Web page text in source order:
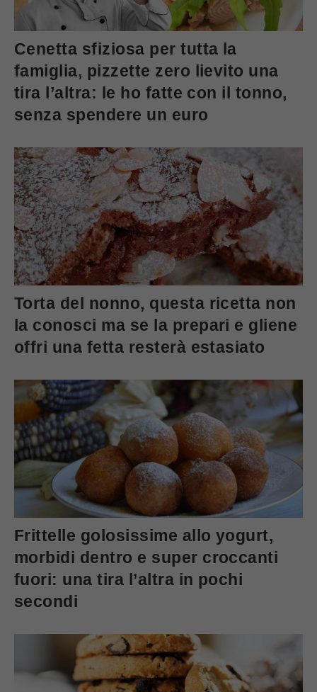
Cenetta sfiziosa per tutta la
famiglia, pizzette zero lievito una
tira l’altra: le ho fatte con il tonno,
senza spendere un euro
Torta del nonno, questa ricetta non
la conosci ma se la prepari e gliene
offri una fetta resterà estasiato
Frittelle golosissime allo yogurt,
morbidi dentro e super croccanti
fuori: una tira l’altra in pochi
secondi